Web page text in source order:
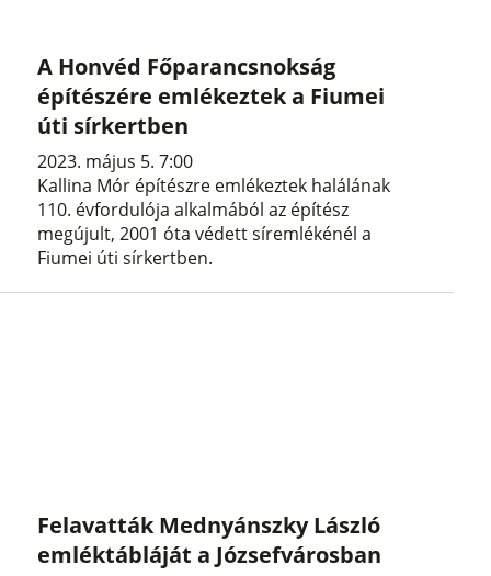
A Honvéd Főparancsnokság
építészére emlékeztek a Fiumei
úti sírkertben
2023. május 5. 7:00
Kallina Mór építészre emlékeztek halálának
110. évfordulója alkalmából az építész
megújult, 2001 óta védett síremlékénél a
Fiumei úti sírkertben.
Felavatták Mednyánszky László
emléktábláját a Józsefvárosban